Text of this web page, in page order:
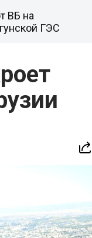
ВБ на
ГЭС